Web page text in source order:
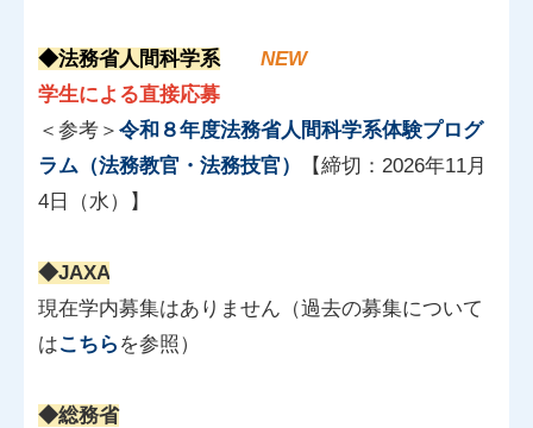
◆法務省人間科学系
NEW
学生による直接応募
＜参考＞ 令和８年度法務省人間科学系体験プログ
ラム（法務教官・法務技官）
【締切：2026年11月
4日（水）】
◆JAXA
現在学内募集はありません（過去の募集について
はこちら を参照）
◆総務省